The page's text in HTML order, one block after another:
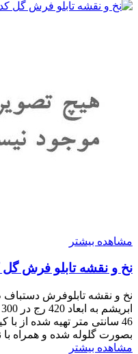
مشاهده بیشتر
نخ و نقشه تابلو فرش گل کد
46 سانتی متر تهیه شده از
بصورت گلوله شده و همراه با
مشاهده بیشتر